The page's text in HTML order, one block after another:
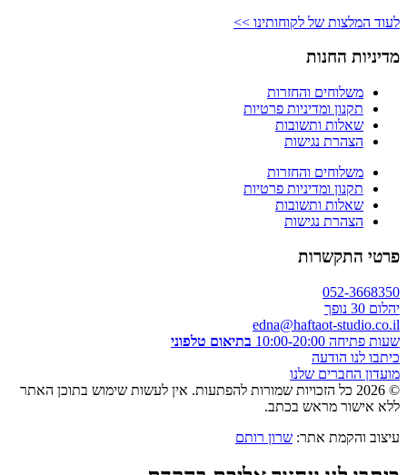
לעוד המלצות של לקוחותינו >>
מדיניות החנות
משלוחים והחזרות
תקנון ומדיניות פרטיות
שאלות ותשובות
הצהרת נגישות
משלוחים והחזרות
תקנון ומדיניות פרטיות
שאלות ותשובות
הצהרת נגישות
פרטי התקשרות
052-3668350
יהלום 30 נופך
edna@haftaot-studio.co.il
שעות פתיחה 10:00-20:00
בתיאום טלפוני
כיתבו לנו הודעה
מועדון החברים שלנו
© 2026 כל הזכויות שמורות להפתעות. אין לעשות שימוש בתוכן האתר
ללא אישור מראש בכתב.
עיצוב והקמת אתר: שרון רותם